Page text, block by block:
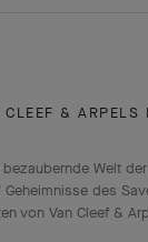
CLEEF & ARPELS
bezaubernde Welt
Geheimnisse des
von Van Cleef &